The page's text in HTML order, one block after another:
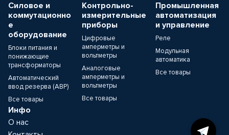
Силовое и
коммутационно
е
оборудование
Блоки питания и
понижающие
трансформаторы
Автоматический
ввод резерва (АВР)
Все товары
Контрольно-
измерительные
приборы
Цифровые
амперметры и
вольтметры
Аналоговые
амперметры и
вольтметры
Все товары
Промышленная
автоматизация
и управление
Реле
Модульная
автоматика
Все товары
Инфо
О нас